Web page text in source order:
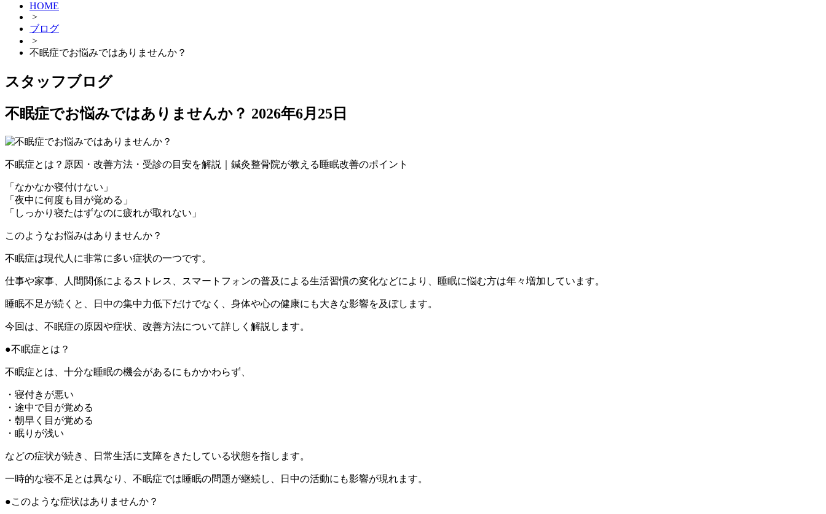
HOME
>
ブログ
>
不眠症でお悩みではありませんか？
スタッフブログ
不眠症でお悩みではありませんか？ 2026年6月25日
不眠症とは？原因・改善方法・受診の目安を解説｜鍼灸整骨院が教える睡眠改善のポイント
「なかなか寝付けない」
「夜中に何度も目が覚める」
「しっかり寝たはずなのに疲れが取れない」
このようなお悩みはありませんか？
不眠症は現代人に非常に多い症状の一つです。
仕事や家事、人間関係によるストレス、スマートフォンの普及による生活習慣の変化などにより、睡眠に悩む方は年々増加しています。
睡眠不足が続くと、日中の集中力低下だけでなく、身体や心の健康にも大きな影響を及ぼします。
今回は、不眠症の原因や症状、改善方法について詳しく解説します。
●不眠症とは？
不眠症とは、十分な睡眠の機会があるにもかかわらず、
・寝付きが悪い
・途中で目が覚める
・朝早く目が覚める
・眠りが浅い
などの症状が続き、日常生活に支障をきたしている状態を指します。
一時的な寝不足とは異なり、不眠症では睡眠の問題が継続し、日中の活動にも影響が現れます。
●このような症状はありませんか？